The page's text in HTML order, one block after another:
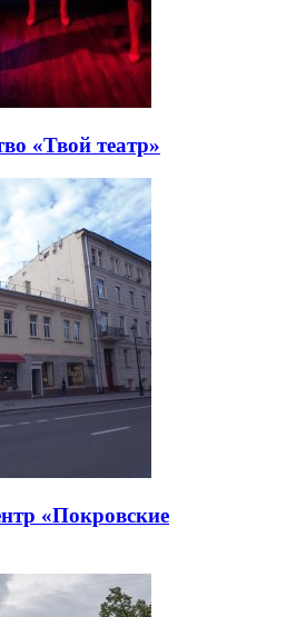
«Твой театр»
«Покровские